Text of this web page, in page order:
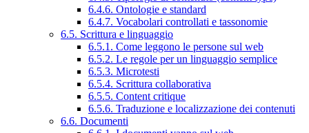
6.4.6. Ontologie e standard
6.4.7. Vocabolari controllati e tassonomie
6.5. Scrittura e linguaggio
6.5.1. Come leggono le persone sul web
6.5.2. Le regole per un linguaggio semplice
6.5.3. Microtesti
6.5.4. Scrittura collaborativa
6.5.5. Content critique
6.5.6. Traduzione e localizzazione dei contenuti
6.6. Documenti